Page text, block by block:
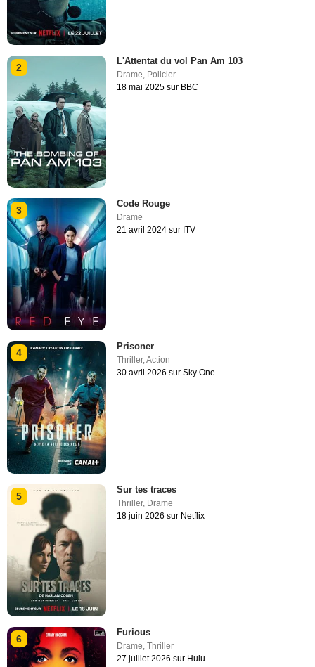
2
L'Attentat du vol Pan Am 103
Drame, Policier
18 mai 2025 sur BBC
3
Code Rouge
Drame
21 avril 2024 sur ITV
4
Prisoner
Thriller,Action
30 avril 2026 sur Sky One
5
Sur tes traces
Thriller, Drame
18 juin 2026 sur Netflix
6
Furious
Drame,Thriller
27 juillet 2026 sur Hulu